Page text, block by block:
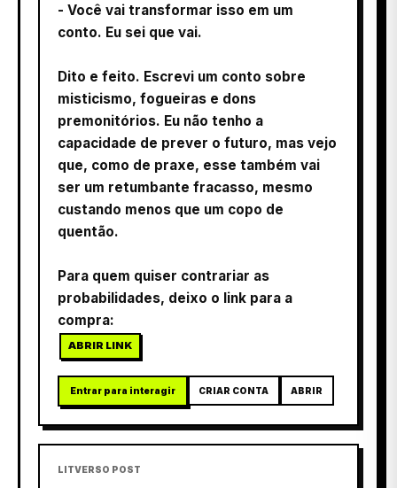
- Você vai transformar isso em um
conto. Eu sei que vai.
Dito e feito. Escrevi um conto sobre
misticismo, fogueiras e dons
premonitórios. Eu não tenho a
capacidade de prever o futuro, mas vejo
que, como de praxe, esse também vai
ser um retumbante fracasso, mesmo
custando menos que um copo de
quentão.
Para quem quiser contrariar as
probabilidades, deixo o link para a
compra:
ABRIR LINK
Entrar para interagir CRIAR CONTA ABRIR
LITVERSO POST